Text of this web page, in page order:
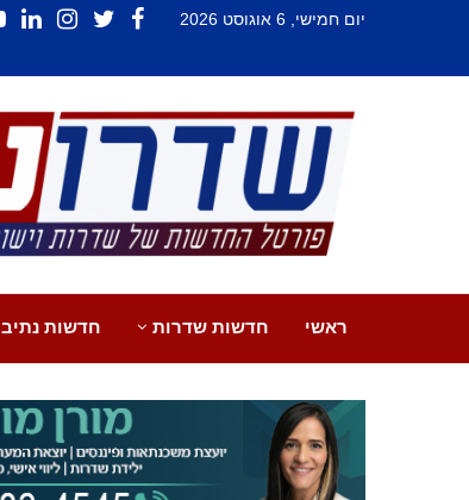
יום חמישי, 6 אוגוסט 2026
ראשי חדשות שדרות חדשות